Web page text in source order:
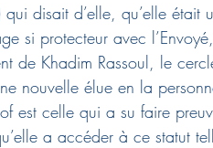
qui disait d’elle, qu’elle
si protecteur avec
de Khadim Rassoul, le
nouvelle élue en la
est celle qui a su faire
a accéder à ce statut